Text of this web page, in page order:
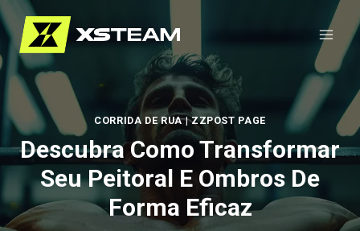
Pular
para
o
Conteúdo
CORRIDA DE RUA|ZZPOST PAGE
Descubra Como Transformar
Seu Peitoral E Ombros De
Forma Eficaz